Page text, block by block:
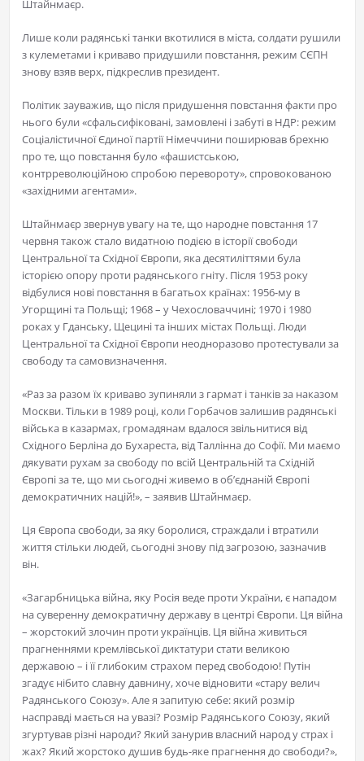
Штайнмаєр.
Лише коли радянські танки вкотилися в міста, солдати рушили
з кулеметами і криваво придушили повстання, режим СЄПН
знову взяв верх, підкреслив президент.
Політик зауважив, що після придушення повстання факти про
нього були «сфальсифіковані, замовлені і забуті в НДР: режим
Соціалістичної Єдиної партії Німеччини поширював брехню
про те, що повстання було «фашистською,
контрреволюційною спробою перевороту», спровокованою
«західними агентами».
Штайнмаєр звернув увагу на те, що народне повстання 17
червня також стало видатною подією в історії свободи
Центральної та Східної Європи, яка десятиліттями була
історією опору проти радянського гніту. Після 1953 року
відбулися нові повстання в багатьох країнах: 1956-му в
Угорщині та Польщі; 1968 – у Чехословаччині; 1970 і 1980
роках у Гданську, Щецині та інших містах Польщі. Люди
Центральної та Східної Європи неодноразово протестували за
свободу та самовизначення.
«Раз за разом їх криваво зупиняли з гармат і танків за наказом
Москви. Тільки в 1989 році, коли Горбачов залишив радянські
війська в казармах, громадянам вдалося звільнитися від
Східного Берліна до Бухареста, від Таллінна до Софії. Ми маємо
дякувати рухам за свободу по всій Центральній та Східній
Європі за те, що ми сьогодні живемо в об’єднаній Європі
демократичних націй!», – заявив Штайнмаєр.
Ця Європа свободи, за яку боролися, страждали і втратили
життя стільки людей, сьогодні знову під загрозою, зазначив
він.
«Загарбницька війна, яку Росія веде проти України, є нападом
на суверенну демократичну державу в центрі Європи. Ця війна
– жорстокий злочин проти українців. Ця війна живиться
прагненнями кремлівської диктатури стати великою
державою – і її глибоким страхом перед свободою! Путін
згадує нібито славну давнину, хоче відновити «стару велич
Радянського Союзу». Але я запитую себе: який розмір
насправді мається на увазі? Розмір Радянського Союзу, який
згуртував різні народи? Який занурив власний народ у страх і
жах? Який жорстоко душив будь-яке прагнення до свободи?»,